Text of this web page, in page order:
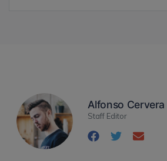
Alfonso Cervera
Staff Editor